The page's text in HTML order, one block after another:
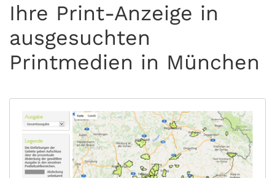
Ihre Print-Anzeige in
ausgesuchten
Printmedien in München